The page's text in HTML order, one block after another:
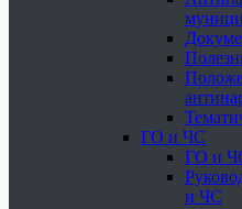
ГО и ЧС
ГО и
и ЧС